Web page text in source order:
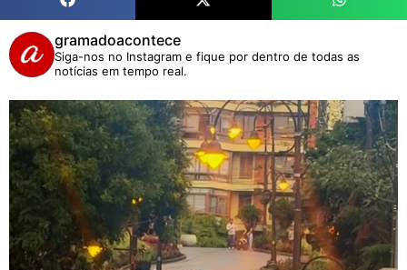
gramadoacontece
Siga-nos no Instagram e fique por dentro de todas as
notícias em tempo real.